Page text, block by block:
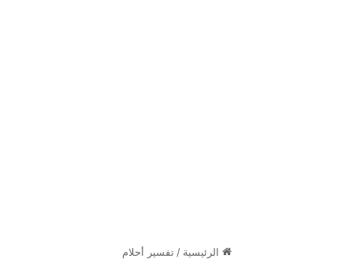
الرئيسية / تفسير أحلام